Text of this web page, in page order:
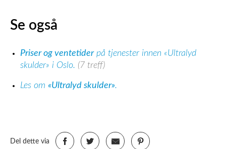
Se også
Priser og ventetiderpå tjenester innen «Ultralyd
skulder» i Oslo. (7 treff)
Les om «Ultralyd skulder».
Del dette via